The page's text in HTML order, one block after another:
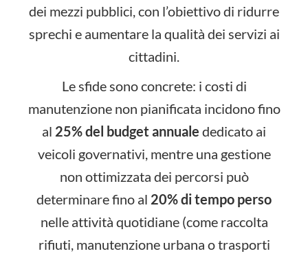
dei mezzi pubblici, con l’obiettivo di ridurre
sprechi e aumentare la qualità dei servizi ai
cittadini.
Le sfide sono concrete: i costi di
manutenzione non pianificata incidono fino
al 25% del budget annuale dedicato ai
veicoli governativi, mentre una gestione
non ottimizzata dei percorsi può
determinare fino al 20% di tempo perso
nelle attività quotidiane (come raccolta
rifiuti, manutenzione urbana o trasporti